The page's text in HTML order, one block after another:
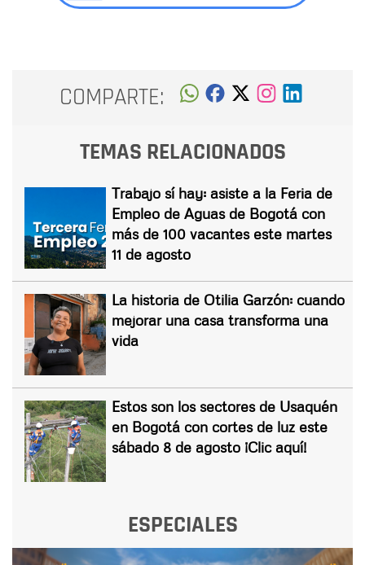
COMPARTE:
TEMAS RELACIONADOS
Trabajo sí hay: asiste a la Feria de
Empleo de Aguas de Bogotá con
más de 100 vacantes este martes
11 de agosto
La historia de Otilia Garzón: cuando
mejorar una casa transforma una
vida
Estos son los sectores de Usaquén
en Bogotá con cortes de luz este
sábado 8 de agosto ¡Clic aquí!
ESPECIALES